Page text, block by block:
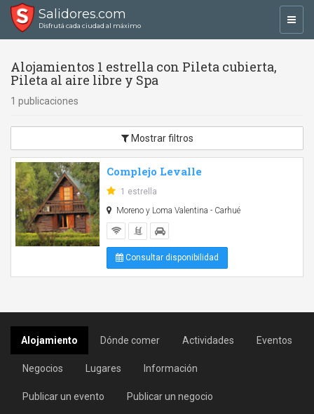
Salidores.com
Disfrutá cada ciudad al máximo
Alojamientos 1 estrella con Pileta cubierta,
Pileta al aire libre y Spa
1 publicaciones
Mostrar filtros
Complejo Levalle
1 estrella
Moreno y Loma Valentina - Carhué
Consultar disponibilidad
Alojamiento Dónde comer Actividades Eventos
Negocios Lugares Información
Publicar un evento Publicar un negocio